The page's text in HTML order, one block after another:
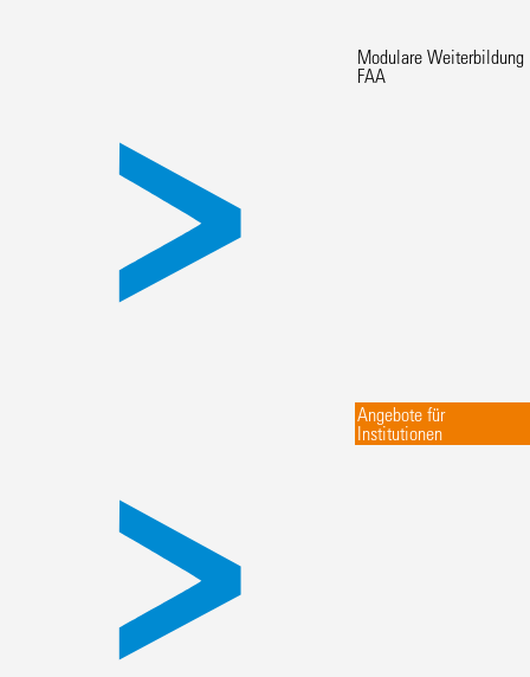
Modulare Weiterbildung
FAA
Angebote für
Institutionen